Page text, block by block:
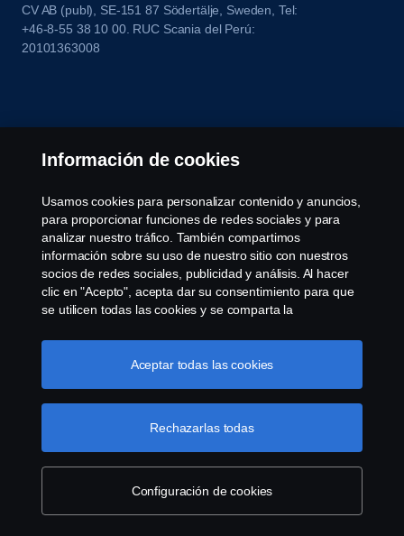
CV AB (publ), SE-151 87 Södertälje, Sweden, Tel:
+46-8-55 38 10 00. RUC Scania del Perú:
20101363008
Información de cookies
Usamos cookies para personalizar contenido y anuncios,
para proporcionar funciones de redes sociales y para
analizar nuestro tráfico. También compartimos
información sobre su uso de nuestro sitio con nuestros
socios de redes sociales, publicidad y análisis. Al hacer
clic en "Acepto", acepta dar su consentimiento para que
se utilicen todas las cookies y se comparta la
haciendo clic en "Configuración de cookies" y
seleccionando las categorías que desea aceptar. Para
Enlace a la política de cookies
Configuración de cookies
Rechazarlas todas
Aceptar todas las cookies